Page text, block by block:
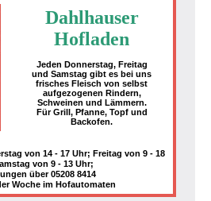
Dahlhauser
Hofladen
Jeden Donnerstag, Freitag
und Samstag gibt es bei uns
frisches Fleisch von selbst
aufgezogenen Rindern,
Schweinen und Lämmern.
Für Grill, Pfanne, Topf und
Backofen.
von 14 - 17 Uhr; Freitag von 9 - 18
von 9 - 13 Uhr;
über 05208 8414
Woche im Hofautomaten